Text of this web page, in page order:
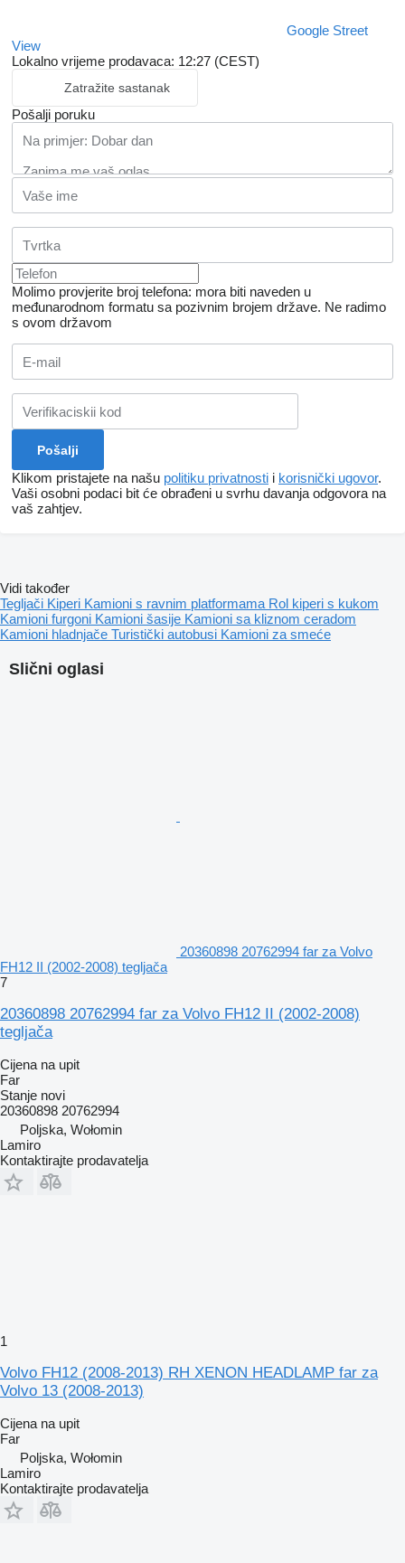
Google Street
View
Lokalno vrijeme prodavaca: 12:27 (CEST)
Zatražite sastanak
Pošalji poruku
Molimo provjerite broj telefona: mora biti naveden u
međunarodnom formatu sa pozivnim brojem države. Ne radimo
s ovom državom
Klikom pristajete na našu politiku privatnosti i korisnički ugovor.
Vaši osobni podaci bit će obrađeni u svrhu davanja odgovora na
vaš zahtjev.
Slični oglasi
20360898 20762994 far za Volvo
FH12 II (2002-2008) tegljača
7
20360898 20762994 far za Volvo FH12 II (2002-2008)
tegljača
Cijena na upit
Far
Stanje novi
20360898 20762994
Poljska, Wołomin
Lamiro
Kontaktirajte prodavatelja
1
Volvo FH12 (2008-2013) RH XENON HEADLAMP far za
Volvo 13 (2008-2013)
Cijena na upit
Far
Poljska, Wołomin
Lamiro
Kontaktirajte prodavatelja
Vidi također
Tegljači Kiperi Kamioni s ravnim platformama Rol kiperi s kukom
Kamioni furgoni Kamioni šasije Kamioni sa kliznom ceradom
Kamioni hladnjače Turistički autobusi Kamioni za smeće